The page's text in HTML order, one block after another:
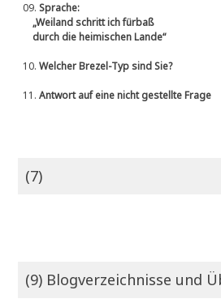
09.Sprache:
„Weiland schritt ich fürbaß
durch die heimischen Lande“
10.Welcher Brezel-Typ sind Sie?
11.Antwort auf eine nicht gestellte Frage
(7)
(9) Blogverzeichnisse und